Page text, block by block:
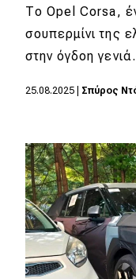
Το Opel Corsa,
σουπερμίνι της
στην όγδοη
25.08.2025 Σπύρος